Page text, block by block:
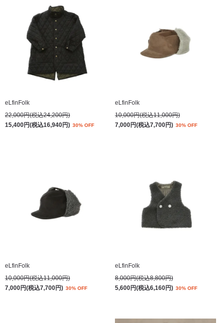
eLfinFolk
22,000円(税込24,200円)
15,400円(税込16,940円) 30% OFF
eLfinFolk
10,000円(税込11,000円)
7,000円(税込7,700円) 30% OFF
eLfinFolk
10,000円(税込11,000円)
7,000円(税込7,700円) 30% OFF
eLfinFolk
8,000円(税込8,800円)
5,600円(税込6,160円) 30% OFF